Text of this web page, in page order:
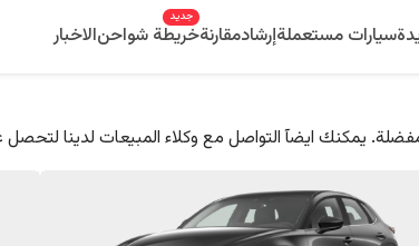
سيارات مستعملةإرشادمقارنةخريطة شواحن
جديد
الاخبار
يمكنك ايضآ التواصل مع وكلاء المبيعات لدينا